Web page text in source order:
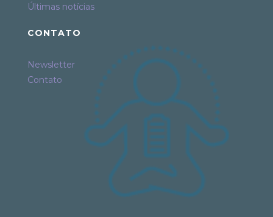
Últimas notícias
CONTATO
Newsletter
Contato